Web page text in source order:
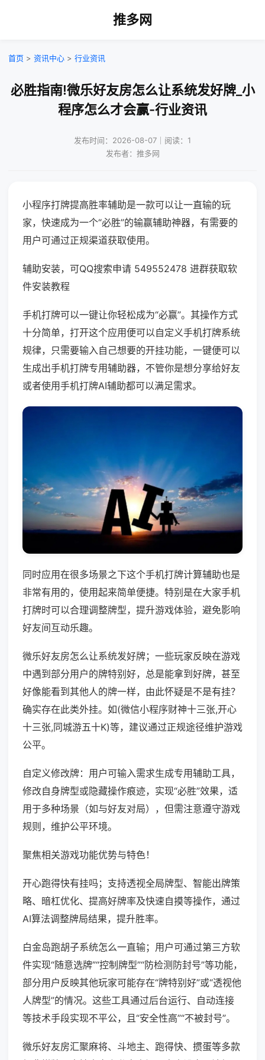
推多网
首页 > 资讯中心 > 行业资讯
必胜指南!微乐好友房怎么让系统发好牌_小
程序怎么才会赢-行业资讯
发布时间：2026-08-07｜阅读：1
发布者：推多网
小程序打牌提高胜率辅助是一款可以让一直输的玩
家，快速成为一个“必胜”的输赢辅助神器，有需要的
用户可通过正规渠道获取使用。
辅助安装，可QQ搜索申请 549552478 进群获取软
件安装教程
手机打牌可以一键让你轻松成为“必赢”。其操作方式
十分简单，打开这个应用便可以自定义手机打牌系统
规律，只需要输入自己想要的开挂功能，一键便可以
生成出手机打牌专用辅助器，不管你是想分享给好友
或者使用手机打牌AI辅助都可以满足需求。
同时应用在很多场景之下这个手机打牌计算辅助也是
非常有用的，使用起来简单便捷。特别是在大家手机
打牌时可以合理调整牌型，提升游戏体验，避免影响
好友间互动乐趣。
微乐好友房怎么让系统发好牌；一些玩家反映在游戏
中遇到部分用户的牌特别好，总是能拿到好牌，甚至
好像能看到其他人的牌一样，由此怀疑是不是有挂？
确实存在此类外挂。如(微信小程序财神十三张,开心
十三张,同城游五十K)等，建议通过正规途径维护游戏
公平。
自定义修改牌：用户可输入需求生成专用辅助工具，
修改自身牌型或隐藏操作痕迹，实现“必胜”效果，适
用于多种场景（如与好友对局），但需注意遵守游戏
规则，维护公平环境。
聚焦相关游戏功能优势与特色！
开心跑得快有挂吗；支持透视全局牌型、智能出牌策
略、暗杠优化、提高好牌率及快速自摸等操作，通过
AI算法调整牌局结果，提升胜率。
白金岛跑胡子系统怎么一直输；用户可通过第三方软
件实现“随意选牌”“控制牌型”“防检测防封号”等功能，
部分用户反映其他玩家可能存在“牌特别好”或“透视他
人牌型”的情况。这些工具通过后台运行、自动连接
等技术手段实现不平公，且“安全性高”“不被封号”。
微乐好友房汇聚麻将、斗地主、跑得快、掼蛋等多款